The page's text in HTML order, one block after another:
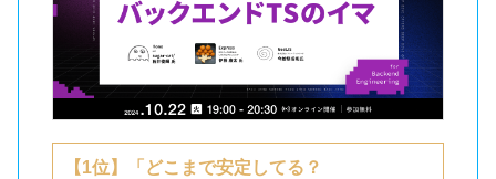
【1位】「どこまで安定してる？